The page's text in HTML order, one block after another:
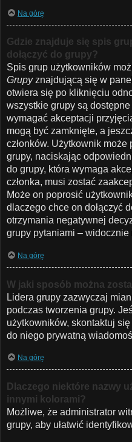
Na górę
Gdzie znajduje się spis
dołączyć do grupy?
Spis grup użytkowników
Grupyznajdującą się w
otwiera się po kliknięciu
wszystkie grupy są
wymagać akceptacji
mogą być zamknięte, a
członków. Użytkownik
grupy, naciskając
do grupy, która wymaga
członka, musi zostać
Może on poprosić
dlaczego chce on dołączyć
otrzymania negatywnej
grupy pytaniami – widocznie
Na górę
W jaki sposób można
Lidera grupy zazwyczaj
podczas tworzenia grupy.
użytkowników, skontaktuj
do niego prywatną
Na górę
Dlaczego niektóre nazwy
innymi kolorami?
Możliwe, że administrator
grupy, aby ułatwić